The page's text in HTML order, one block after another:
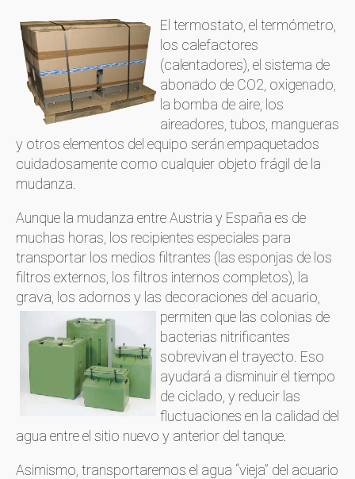
El termostato, el termómetro,
los calefactores
(calentadores), el sistema de
abonado de CO2, oxigenado,
la bomba de aire, los
aireadores, tubos, mangueras
y otros elementos del equipo serán empaquetados
cuidadosamente como cualquier objeto frágil de la
mudanza.
Aunque la mudanza entre Austria y España es de
muchas horas, los recipientes especiales para
transportar los medios filtrantes (las esponjas de los
filtros externos, los filtros internos completos), la
grava, los adornos y las decoraciones del acuario,
permiten que las colonias de
bacterias nitrificantes
sobrevivan el trayecto. Eso
ayudará a disminuir el tiempo
de ciclado, y reducir las
fluctuaciones en la calidad del
agua entre el sitio nuevo y anterior del tanque.
Asimismo, transportaremos el agua “vieja” del acuario